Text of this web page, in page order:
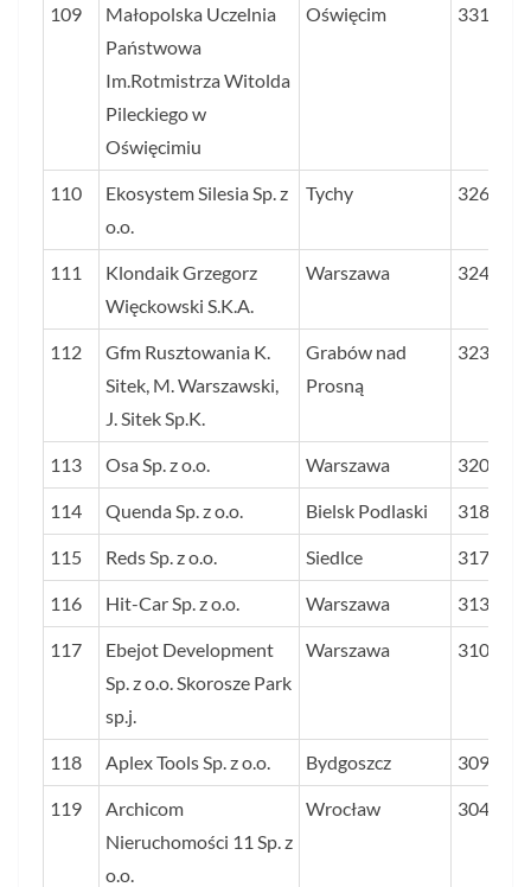
109
Małopolska Uczelnia
Państwowa
Im.Rotmistrza Witolda
Pileckiego w
Oświęcimiu
Oświęcim 3313
110
Ekosystem Silesia Sp. z
o.o.
Tychy 3262
111
Klondaik Grzegorz
Więckowski S.K.A.
Warszawa 3249
112
Gfm Rusztowania K.
Sitek, M. Warszawski,
J. Sitek Sp.K.
Grabów nad
Prosną
3238
113 Osa Sp. z o.o. Warszawa 3205
114 Quenda Sp. z o.o. Bielsk Podlaski 3186
115 Reds Sp. z o.o. Siedlce 3178
116 Hit-Car Sp. z o.o. Warszawa 3130
117
Ebejot Development
Sp. z o.o. Skorosze Park
sp.j.
Warszawa 3108
118 Aplex Tools Sp. z o.o. Bydgoszcz 3093
119
Archicom
Nieruchomości 11 Sp. z
o.o.
Wrocław 3049